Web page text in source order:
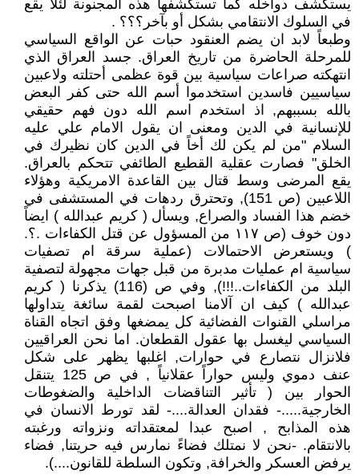
يستكشف دواخله كما تستكشفها هذه المجنونة لئلا يقع
في السلوك الانتقامي بشكل أو بآخر؟؟؟ .
وطبعاً لابد ان يضم العنقود حبات عن الواقع السياسي
للمرحلة الحاضرة من تاريخ العراق. جسد العراق الذي
انتهكته صراعات سياسية بين قوة عظمى أحتلته ولاعبين
سياسيين فاسدين استخدموا أسم الله حتى كفر البعض
بالله بسببهم, اذ استخدم اسم الله دون فهم حقيقي
للإنسانية في الدين ومعنى ان يقول الامام علي عليه
السلام "من لم يكن لك أخاً في الدين كان نظيرك في
الخلق" فصارت عقلية القطيع الطائفي تتحكم بالعراق.
يقع المرضى وسط قتال بين القاعدة الامريكية وهؤلاء
اللاعبين (ص 151), وتحترق ردهات في المستشفى في
خضم هذا الفساد والصراع, ويسأل ( كريم عبدالله ) ايضاً
دون خوف (ص ١١٧ من المسؤول عن قتل الكفاءات .؟.
) ويستعرض الاحتمالات (عملية سرقة ام تصفيات
سياسية ام عمليات مدبرة من قبل جهات مجهولة لتصفية
البلد من الكفاءات..!!!), وفي ص (116) يذكرنا ( كريم
عبدالله ) كيف ان آلامنا اصبحت لقمة سائغة يتداولها
مراسلي القنوات الفضائية كل يمضغها وفق اتجاه القناة
السياسي ليغسل بها عقول القطعان. اما نحن العراقيين
فلانزال نتصارع في حوارات, اغلبها يظهر على شكل
عنف دموي وليس حواراً عقلانياً , في ص 125 يتنقل
الحوار بين ( تأثير التناقضات الداخلية والضغوطات
الخارجية.....- فقدان العدالة....- لقد تورط الانسان في
هذه المذابح , اصبح عبدا لمعتقداته ونزواته ورغبته
بالانتقام. -نحن لا نمتلك فضاءً نمارس فيه حريتنا, فضاء
يرفض العسكر والخرافة, وتكون السلطة للقانون....).